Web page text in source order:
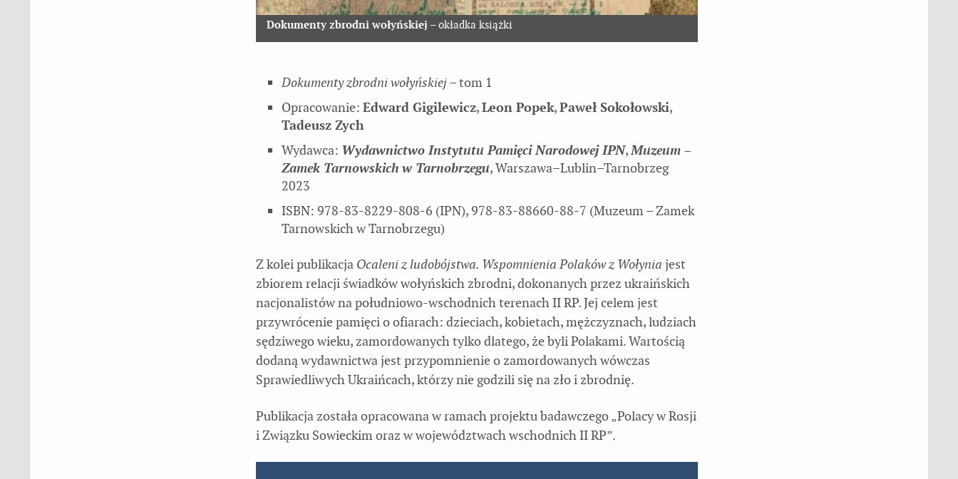
Dokumenty zbrodni wołyńskiej – okładka książki
Dokumenty zbrodni wołyńskiej– tom 1
Opracowanie: Edward Gigilewicz,Leon Popek,Paweł Sokołowski,
Tadeusz Zych
Wydawca: Wydawnictwo Instytutu Pamięci Narodowej IPN,Muzeum –
Zamek Tarnowskich w Tarnobrzegu, Warszawa–Lublin–Tarnobrzeg
2023
ISBN: 978-83-8229-808-6 (IPN), 978-83-88660-88-7 (Muzeum – Zamek
Tarnowskich w Tarnobrzegu)
Z kolei publikacja Ocaleni z ludobójstwa. Wspomnienia Polaków z Wołynia jest
zbiorem relacji świadków wołyńskich zbrodni, dokonanych przez ukraińskich
nacjonalistów na południowo-wschodnich terenach II RP. Jej celem jest
przywrócenie pamięci o ofiarach: dzieciach, kobietach, mężczyznach, ludziach
sędziwego wieku, zamordowanych tylko dlatego, że byli Polakami. Wartością
dodaną wydawnictwa jest przypomnienie o zamordowanych wówczas
Sprawiedliwych Ukraińcach, którzy nie godzili się na zło i zbrodnię.
Publikacja została opracowana w ramach projektu badawczego „Polacy w Rosji
i Związku Sowieckim oraz w województwach wschodnich II RP”.